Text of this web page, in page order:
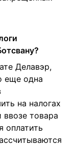
Делавэр,
еще одна
на налогах
ввозе товара
оплатить